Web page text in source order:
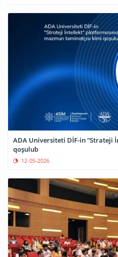
ADA Universiteti DİF-in “Strateji
qoşulub
12-05-2026